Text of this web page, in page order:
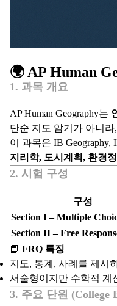
🌍 AP Human
1. 과목 개요
AP Human Geography는
단순 지도 암기가 아니라,
이 과목은 IB Geography,
지리학, 도시계획, 환경
2. 시험 구성
구성
Section I – Multiple
Section II – Free
📘 FRQ 특징
지도, 통계, 사례를 제시
서술형이지만 수학적 계
3. 주요 단원 (College